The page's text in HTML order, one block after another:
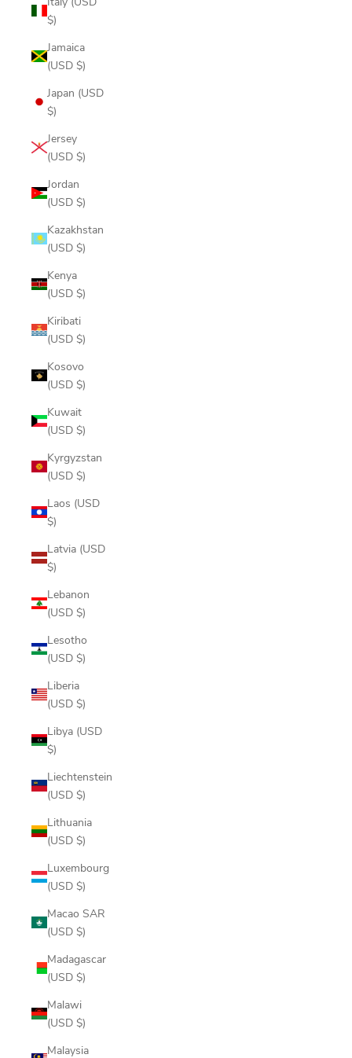
$)
Jamaica
(USD $)
Japan (USD
$)
Jersey
(USD $)
Jordan
(USD $)
Kazakhstan
(USD $)
Kenya
(USD $)
Kiribati
(USD $)
Kosovo
(USD $)
Kuwait
(USD $)
Kyrgyzstan
(USD $)
Laos (USD
$)
Latvia (USD
$)
Lebanon
(USD $)
Lesotho
(USD $)
Liberia
(USD $)
Libya (USD
$)
Liechtenstein
(USD $)
Lithuania
(USD $)
Luxembourg
(USD $)
Macao SAR
(USD $)
Madagascar
(USD $)
Malawi
(USD $)
Malaysia